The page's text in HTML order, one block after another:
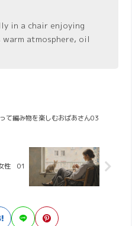
in a chair enjoying
atmosphere, oil
て編み物を楽しむおばあさん03
性 01